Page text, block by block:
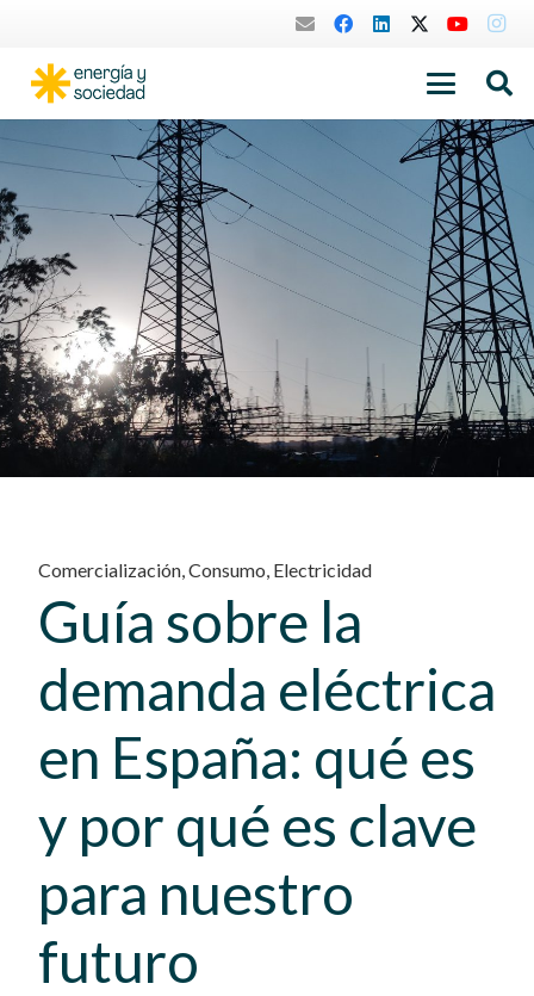
Comercialización,Consumo, Electricidad
Guía sobre la
demanda eléctrica
en España: qué es
y por qué es clave
para nuestro
futuro